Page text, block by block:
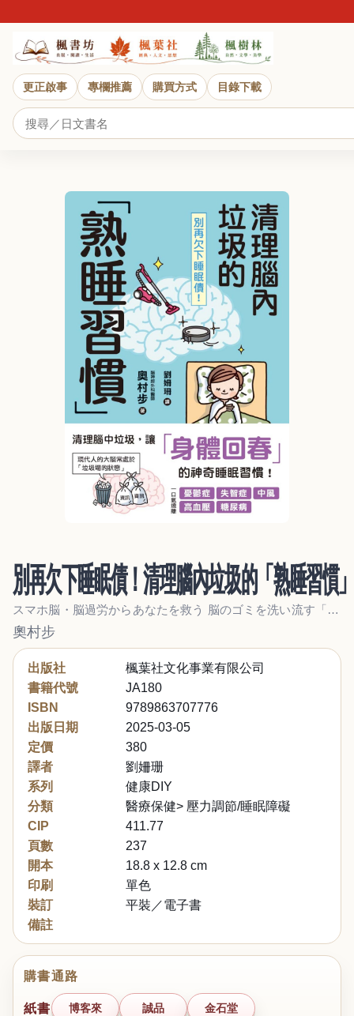
更正啟事 專欄推薦 購買方式 目錄下載
別再欠下睡眠債！清理腦內垃圾的「熟睡習慣
スマホ脳・脳過労からあなたを救う 脳のゴミを洗い流す「熟睡習慣」
奧村步
出版社
楓葉社文化事業有限公司
書籍代號
JA180
ISBN
9789863707776
出版日期
2025-03-05
定價
380
譯者
劉姍珊
系列
健康DIY
分類
醫療保健> 壓力調節/睡眠障礙
CIP
411.77
頁數
237
開本
18.8 x 12.8 cm
印刷
單色
裝訂
平裝／電子書
備註
購書通路
紙書 博客來 誠品 金石堂